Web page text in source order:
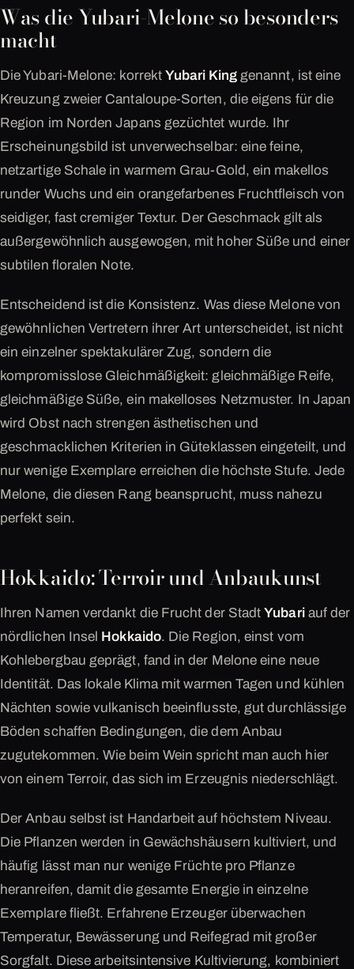
Was die Yubari-Melone so besonders
macht
Die Yubari-Melone: korrektYubari Kinggenannt, ist eine
Kreuzung zweier Cantaloupe-Sorten, die eigens für die
Region im Norden Japans gezüchtet wurde. Ihr
Erscheinungsbild ist unverwechselbar: eine feine,
netzartige Schale in warmem Grau-Gold, ein makellos
runder Wuchs und ein orangefarbenes Fruchtfleisch von
seidiger, fast cremiger Textur. Der Geschmack gilt als
außergewöhnlich ausgewogen, mit hoher Süße und einer
subtilen floralen Note.
Entscheidend ist die Konsistenz. Was diese Melone von
gewöhnlichen Vertretern ihrer Art unterscheidet, ist nicht
ein einzelner spektakulärer Zug, sondern die
kompromisslose Gleichmäßigkeit: gleichmäßige Reife,
gleichmäßige Süße, ein makelloses Netzmuster. In Japan
wird Obst nach strengen ästhetischen und
geschmacklichen Kriterien in Güteklassen eingeteilt, und
nur wenige Exemplare erreichen die höchste Stufe. Jede
Melone, die diesen Rang beansprucht, muss nahezu
perfekt sein.
Hokkaido: Terroir und Anbaukunst
Ihren Namen verdankt die Frucht der StadtYubariauf der
nördlichen Insel Hokkaido. Die Region, einst vom
Kohlebergbau geprägt, fand in der Melone eine neue
Identität. Das lokale Klima mit warmen Tagen und kühlen
Nächten sowie vulkanisch beeinflusste, gut durchlässige
Böden schaffen Bedingungen, die dem Anbau
zugutekommen. Wie beim Wein spricht man auch hier
von einem Terroir, das sich im Erzeugnis niederschlägt.
Der Anbau selbst ist Handarbeit auf höchstem Niveau.
Die Pflanzen werden in Gewächshäusern kultiviert, und
häufig lässt man nur wenige Früchte pro Pflanze
heranreifen, damit die gesamte Energie in einzelne
Exemplare fließt. Erfahrene Erzeuger überwachen
Temperatur, Bewässerung und Reifegrad mit großer
Sorgfalt. Diese arbeitsintensive Kultivierung, kombiniert